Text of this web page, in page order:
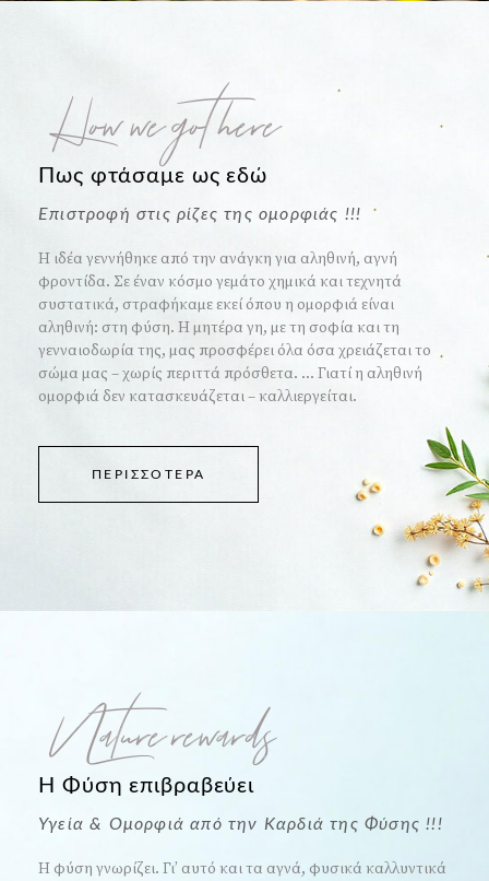
How we got here
Πως φτάσαμε ως εδώ
Επιστροφή στις ρίζες της ομορφιάς !!!
Η ιδέα γεννήθηκε από την ανάγκη για αληθινή, αγνή
φροντίδα. Σε έναν κόσμο γεμάτο χημικά και τεχνητά
συστατικά, στραφήκαμε εκεί όπου η ομορφιά είναι
αληθινή: στη φύση. Η μητέρα γη, με τη σοφία και τη
γενναιοδωρία της, μας προσφέρει όλα όσα χρειάζεται το
σώμα μας – χωρίς περιττά πρόσθετα. ... Γιατί η αληθινή
ομορφιά δεν κατασκευάζεται – καλλιεργείται.
ΠΕΡΙΣΣΌΤΕΡΑ
Nature rewards
Η Φύση επιβραβεύει
Υγεία & Ομορφιά από την Καρδιά της Φύσης !!!
Η φύση γνωρίζει. Γι’ αυτό και τα αγνά, φυσικά καλλυντικά